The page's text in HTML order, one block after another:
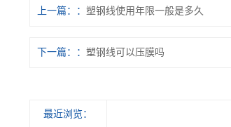
上一篇： 塑钢线使用年限一般是多久
下一篇： 塑钢线可以压膜吗
最近浏览：